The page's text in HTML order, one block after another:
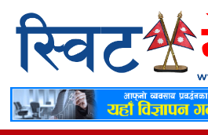
समाचार
स्थानीय
मनोरञ्जन